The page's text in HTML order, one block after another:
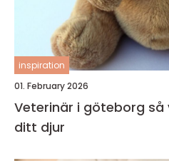
inspiration
01. February 2026
Veterinär i göteborg så väljer du rätt vård för
ditt djur